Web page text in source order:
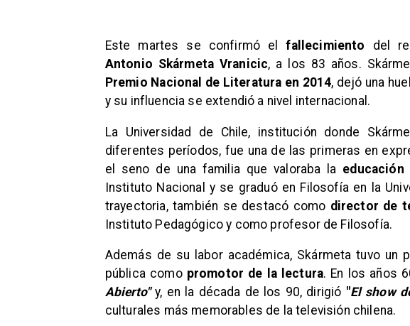
Este martes se confirmó elfallecimiento del
Antonio Skármeta Vranicic, a los 83 años.
Premio Nacional de Literatura en 2014, dejó una
y su influencia se extendió a nivel internacional.
La Universidad de Chile, institución donde
diferentes períodos, fue una de las primeras en
el seno de una familia que valoraba la educación
Instituto Nacional y se graduó en Filosofía en la
trayectoria, también se destacó como director de
Instituto Pedagógico y como profesor de Filosofía.
Además de su labor académica, Skármeta tuvo un
pública como promotor de la lectura. En los años
Abierto"y, en la década de los 90, dirigió "El show
culturales más memorables de la televisión chilena.